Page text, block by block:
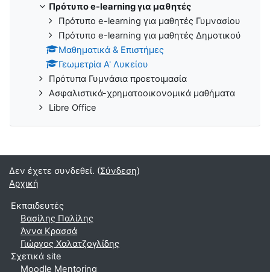
Πρότυπο e-learning για μαθητές
Πρότυπο e-learning για μαθητές Γυμνασίου
Πρότυπο e-learning για μαθητές Δημοτικού
Μαθηματικά & Επιστήμες
Γεωμετρία Α' Λυκείου
Πρότυπα Γυμνάσια προετοιμασία
Ασφαλιστικά-χρηματοοικονομικά μαθήματα
Libre Office
Δεν έχετε συνδεθεί. (Σύνδεση)
Αρχική
Εκπαιδευτές
Βασίλης Παλίλης
Άννα Κρασσά
Γιώργος Χαλατζογλίδης
Σχετικά site
Moodle Mentoring